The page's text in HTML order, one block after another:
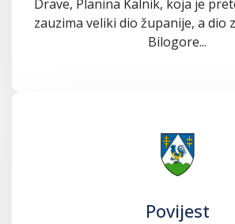
zauzima veliki dio županije, a dio
Bilogore...
Povijest